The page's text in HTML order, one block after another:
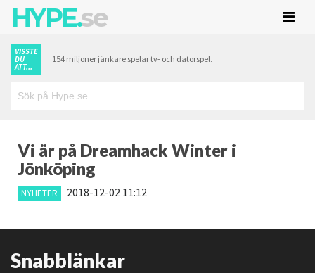
HYPE.se
VISSTE
DU
ATT...
154 miljoner jänkare spelar tv- och datorspel.
Vi är på Dreamhack Winter i
Jönköping
NYHETER 2018-12-02 11:12
Snabblänkar